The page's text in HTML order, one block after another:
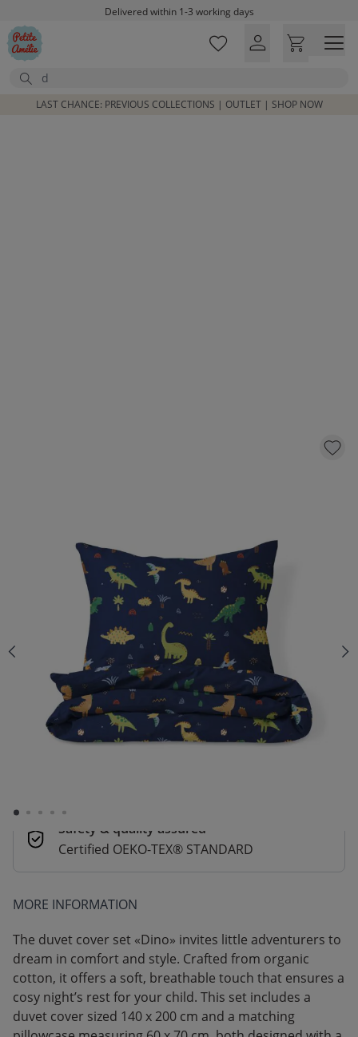
Skip to main contentDelivered within 1-3 working days
Free shipping on orders above £100*
Search
LAST CHANCE: PREVIOUS COLLECTIONS | OUTLET | SHOP NOW
CLICK AND BUY
Fast & Free delivery above £100
Order by 2pm for same-day dispatch.
Delivery in 1–3 business days
Secure payments
Safety & quality assured
Certified OEKO-TEX® STANDARD
MORE INFORMATION
The duvet cover set «Dino» invites little adventurers to
dream in comfort and style. Crafted from organic
cotton, it offers a soft, breathable touch that ensures a
cosy night’s rest for your child. This set includes a
duvet cover sized 140 x 200 cm and a matching